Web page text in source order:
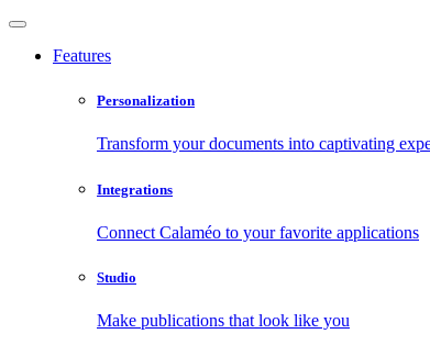
Features
Personalization
Transform your documents into captivating
Integrations
Connect Calaméo to your favorite applications
Studio
Make publications that look like you